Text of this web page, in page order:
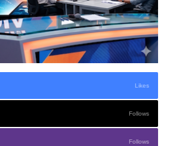
Likes
Follows
Follows